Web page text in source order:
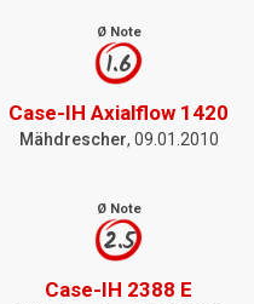
Ø Note
1.6
Case-IH Axialflow 1420
Mähdrescher, 09.01.2010
Ø Note
2.5
Case-IH 2388 E